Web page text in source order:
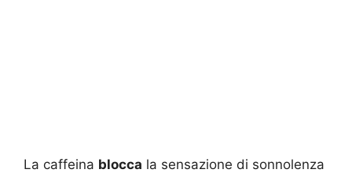
La caffeina blocca la sensazione di sonnolenza